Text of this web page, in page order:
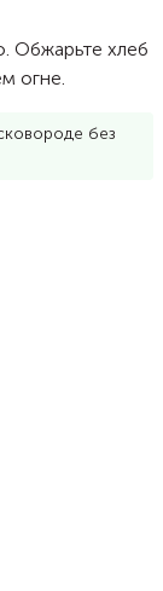
Обжарьте хлеб
огне.
без